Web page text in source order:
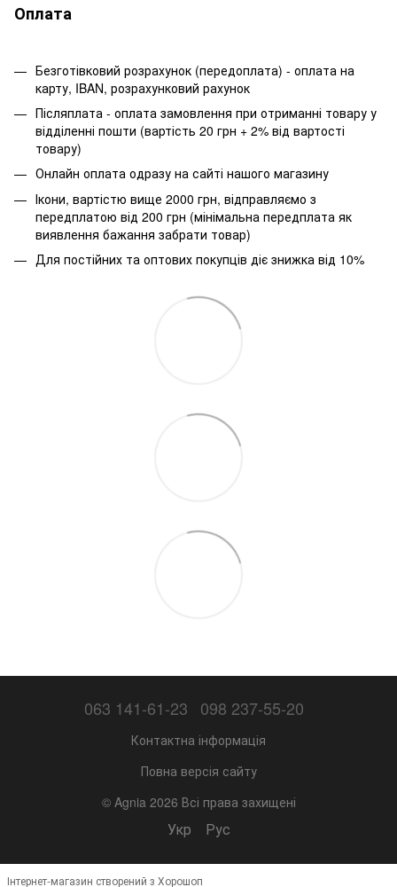
Оплата
Безготівковий розрахунок (передоплата) - оплата на
карту, IBAN, розрахунковий рахунок
Післяплата - оплата замовлення при отриманні товару у
відділенні пошти (вартість 20 грн + 2% від вартості
товару)
Онлайн оплата одразу на сайті нашого магазину
Ікони, вартістю вище 2000 грн, відправляємо з
передплатою від 200 грн (мінімальна передплата як
виявлення бажання забрати товар)
Для постійних та оптових покупців діє знижка від 10%
063 141-61-23 098 237-55-20
Контактна інформація
Повна версія сайту
© Agnia 2026 Всі права захищені
Укр Рус
Інтернет-магазин створений з Хорошоп